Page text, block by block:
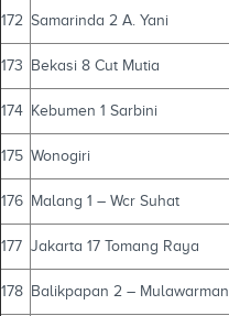
172 Samarinda 2 A. Yani
173 Bekasi 8 Cut Mutia
174 Kebumen 1 Sarbini
175 Wonogiri
176 Malang 1 – Wcr Suhat
177 Jakarta 17 Tomang Raya
178 Balikpapan 2 – Mulawarman